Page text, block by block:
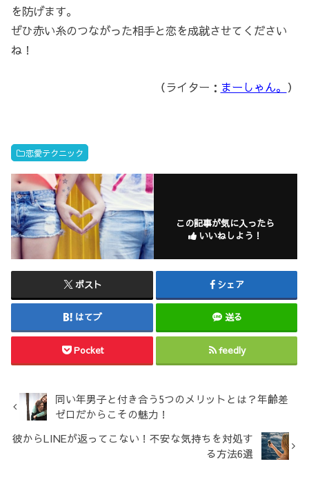
を防げます。
ぜひ赤い糸のつながった相手と恋を成就させてください
ね！
（ライター： まーしゃん。 ）
恋愛テクニック
この記事が気に入ったら
いいねしよう！
ポスト シェア
はてブ 送る
Pocket feedly
同い年男子と付き合う5つのメリットとは？年齢差
ゼロだからこその魅力！
彼からLINEが返ってこない！不安な気持ちを対処す
る方法6選